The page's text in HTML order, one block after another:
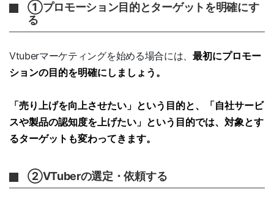
①プロモーション目的とターゲットを明確にす
る
Vtuberマーケティングを始める場合には、 最初にプロモー
ションの目的を明確にしましょう。
「売り上げを向上させたい」という目的と、「自社サービ
スや製品の認知度を上げたい」という目的では、対象とす
るターゲットも変わってきます。
②VTuberの選定・依頼する